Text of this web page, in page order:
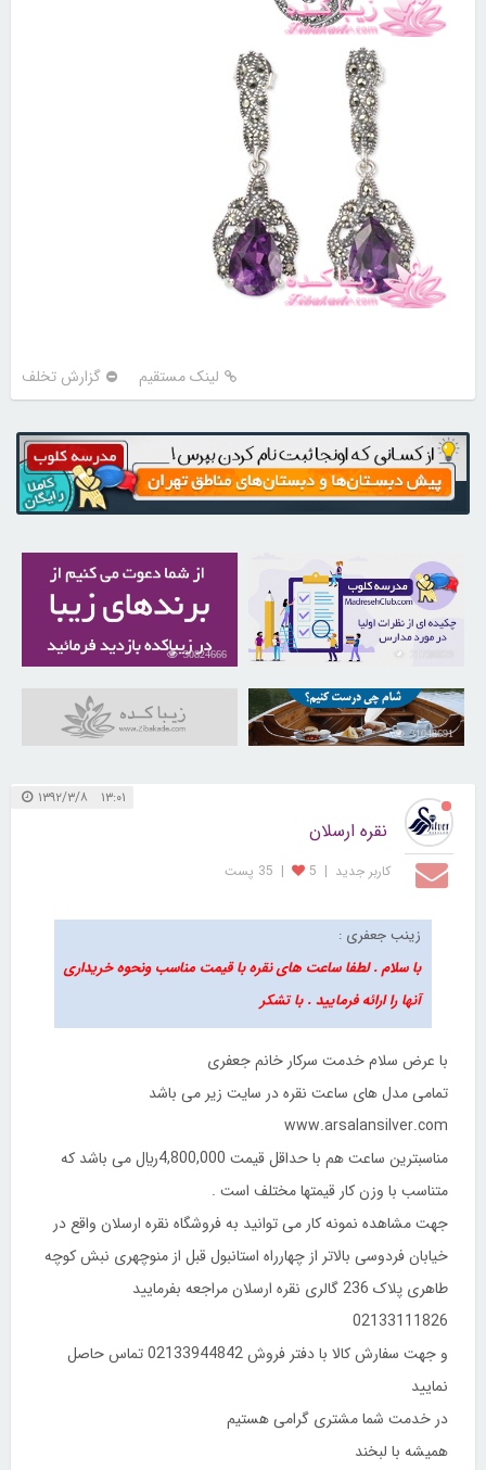
لینک مستقیم گزارش تخلف
30824666
31048691
۱۳:۰۱ ۱۳۹۲/۳/۸
نقره ارسلان
کاربر جديد |
5
| 35 پست
زینب جعفری :
با سلام . لطفا ساعت های نقره با قیمت مناسب ونحوه خریداری
آنها را ارائه فرمایید . با تشکر
با عرض سلام خدمت سرکار خانم جعفری
تمامی مدل های ساعت نقره در سایت زیر می باشد
www.arsalansilver.com
مناسبترین ساعت هم با حداقل قیمت 4,800,000ريال می باشد که
متناسب با وزن کار قیمتها مختلف است .
جهت مشاهده نمونه کار می توانید به فروشگاه نقره ارسلان واقع در
خیابان فردوسی بالاتر از چهارراه استانبول قبل از منوچهری نبش کوچه
طاهری پلاک 236 گالری نقره ارسلان مراجعه بفرمایید
02133111826
و جهت سفارش کالا با دفتر فروش 02133944842 تماس حاصل
نمایید
در خدمت شما مشتری گرامی هستیم
همیشه با لبخند